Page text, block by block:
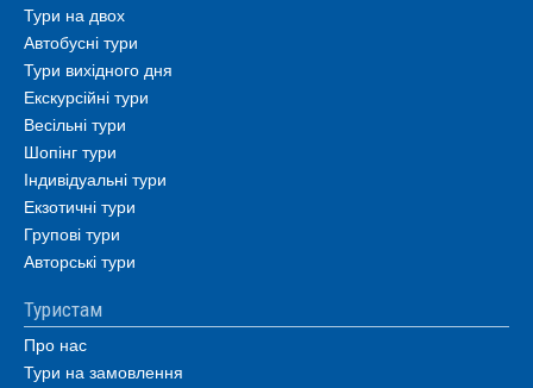
Тури на двох
Автобусні тури
Тури вихідного дня
Екскурсійні тури
Весільні тури
Шопінг тури
Індивідуальні тури
Екзотичні тури
Групові тури
Авторські тури
Туристам
Про нас
Тури на замовлення